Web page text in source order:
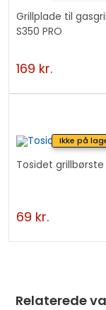
Grillplade til
S350 PRO
169 kr.
Ikke på
Tosidet grillbørste
69 kr.
Relaterede